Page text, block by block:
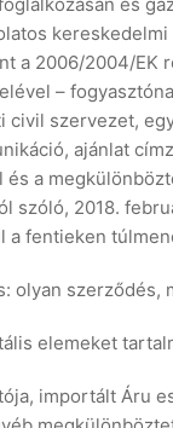
a 2006/2004/EK
–
szervezet,
ajánlat
a
szóló, 2018.
a fentieken
olyan szerződés,
elemeket
importált Áru